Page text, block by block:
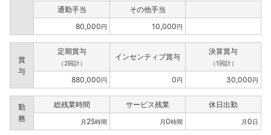
通勤手当
その他手当
80,000円 10,000円
賞
与
定期賞与
（2回計）
インセンティブ賞与
決算賞与
（1回計）
880,000円 0円 30,000円
勤
務
総残業時間 サービス残業 休日出勤
月 25時間 月0時間 月0日